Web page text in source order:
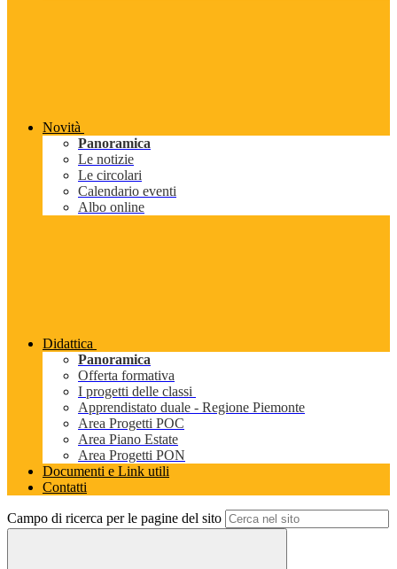
Novità
Panoramica
Le notizie
Le circolari
Calendario eventi
Albo online
Didattica
Panoramica
Offerta formativa
I progetti delle classi
Apprendistato duale - Regione Piemonte
Area Progetti POC
Area Piano Estate
Area Progetti PON
Documenti e Link utili
Contatti
Campo di ricerca per le pagine del sito